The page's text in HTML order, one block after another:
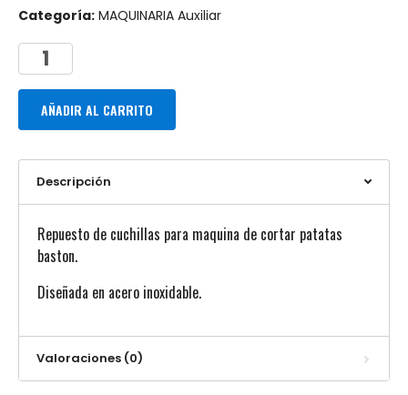
Categoría: MAQUINARIA Auxiliar
AÑADIR AL CARRITO
Descripción
Repuesto de cuchillas para maquina de cortar patatas
baston.
Diseñada en acero inoxidable.
Valoraciones (0)